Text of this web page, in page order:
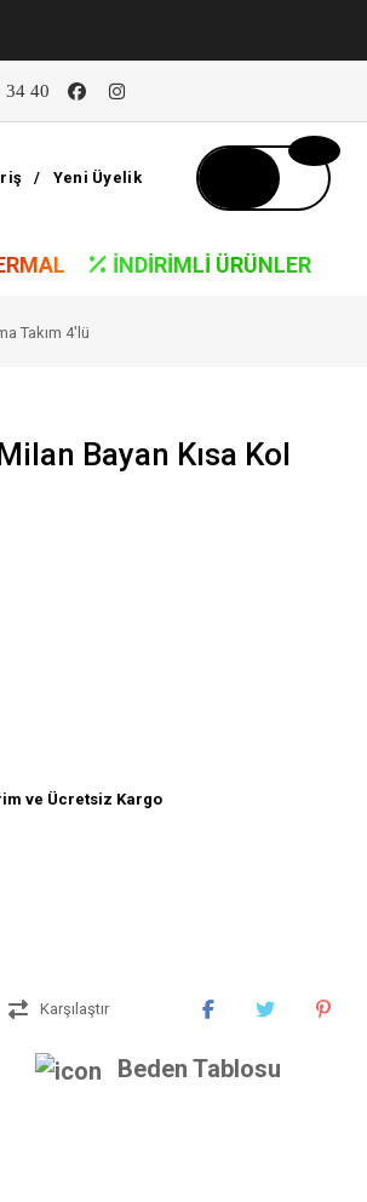
34 40
/ Yeni Üyelik
İNDIRIMLI ÜRÜNLER
Takım 4'lü
Bayan Kısa Kol
ve Ücretsiz Kargo
Karşılaştır
Beden Tablosu